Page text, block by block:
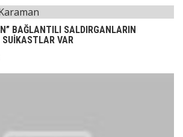
BAĞLANTILI SALDIRGANLARIN
VAR